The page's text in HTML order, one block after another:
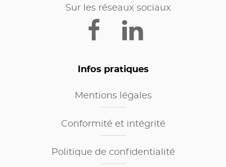
Sur les réseaux sociaux
Infos pratiques
Mentions légales
Conformité et intégrité
Politique de confidentialité